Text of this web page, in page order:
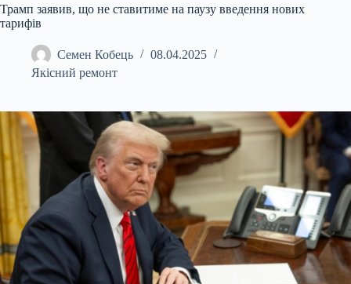
Трамп заявив, що не ставитиме на паузу введення нових
тарифів
Семен Кобець
08.04.2025
Якісний ремонт